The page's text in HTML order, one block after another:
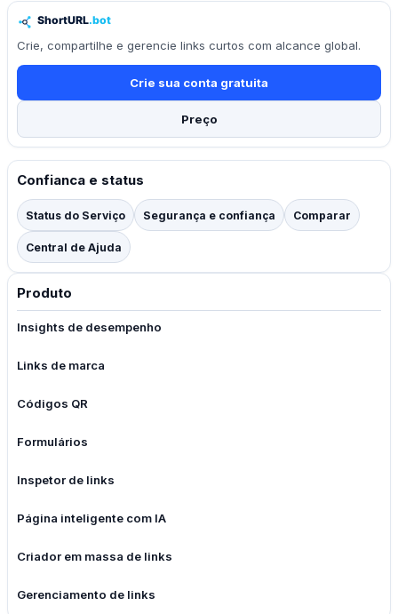
Crie, compartilhe e gerencie links curtos com alcance global.
Crie sua conta gratuita
Preço
Confianca e status
Status do Serviço Segurança e confiança Comparar
Central de Ajuda
Produto
Insights de desempenho
Links de marca
Códigos QR
Formulários
Inspetor de links
Página inteligente com IA
Criador em massa de links
Gerenciamento de links